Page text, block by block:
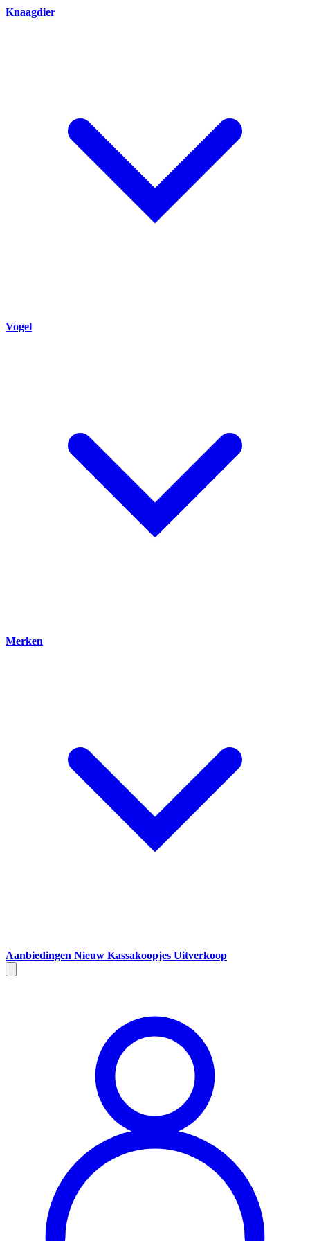
Knaagdier
Vogel
Merken
Aanbiedingen Nieuw Kassakoopjes Uitverkoop